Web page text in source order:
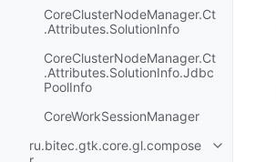
CoreClusterNodeManager.Ct
.Attributes.SolutionInfo
CoreClusterNodeManager.Ct
.Attributes.SolutionInfo.Jdbc
PoolInfo
CoreWorkSessionManager
ru.bitec.gtk.core.gl.compose